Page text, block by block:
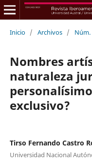
Inicio / Archivos / Núm.
Nombres
naturaleza
exclusivo?
Tirso Fernando Castro
Universidad Nacional